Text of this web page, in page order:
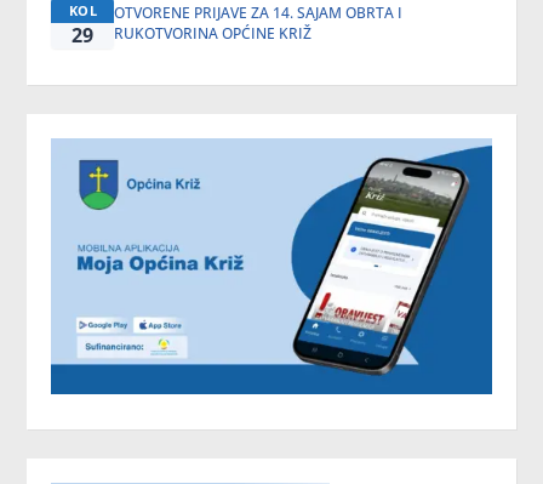
KOL
29
OTVORENE PRIJAVE ZA 14. SAJAM OBRTA I
RUKOTVORINA OPĆINE KRIŽ